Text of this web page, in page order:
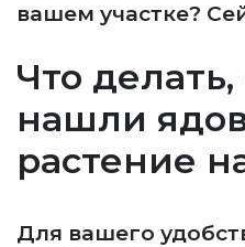
вашем участке?
Что делать,
нашли
растение
Для вашего